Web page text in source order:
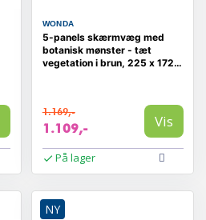
WONDA
5-panels skærmvæg med
botanisk mønster - tæt
vegetation i brun, 225 x 172
1.169,-
1.109,- Vis
På lager
NY